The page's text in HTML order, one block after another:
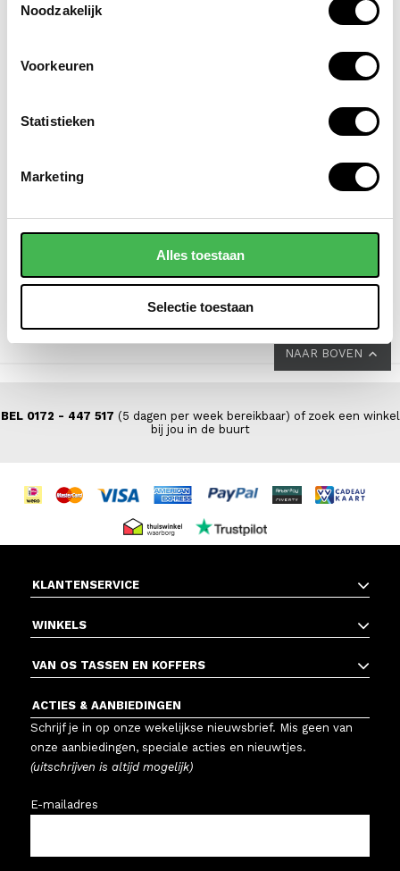
Noodzakelijk
Voorkeuren
Statistieken
Marketing
Alles toestaan
Selectie toestaan
laptoprugzak / rugtas /
morius
VOOR 69,00
laptoptas / aktetas /
floater field leer
VAN 199,00
NAAR BOVEN
BEL 0172 - 447 517 (5 dagen per week bereikbaar) of zoek een winkel
bij jou in de buurt
KLANTENSERVICE
WINKELS
VAN OS TASSEN EN KOFFERS
ACTIES & AANBIEDINGEN
Schrijf je in op onze wekelijkse nieuwsbrief. Mis geen van
onze aanbiedingen, speciale acties en nieuwtjes.
(uitschrijven is altijd mogelijk)
E-mailadres